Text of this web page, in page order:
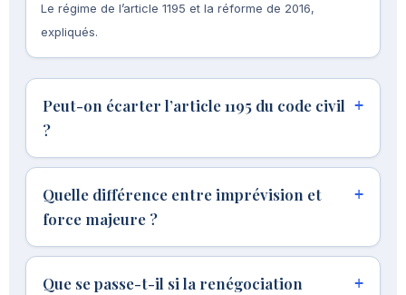
Le régime de l’article 1195 et la réforme de 2016,
expliqués.
Peut-on écarter l’article 1195 du code civil
?
Quelle différence entre imprévision et
force majeure ?
Que se passe-t-il si la renégociation